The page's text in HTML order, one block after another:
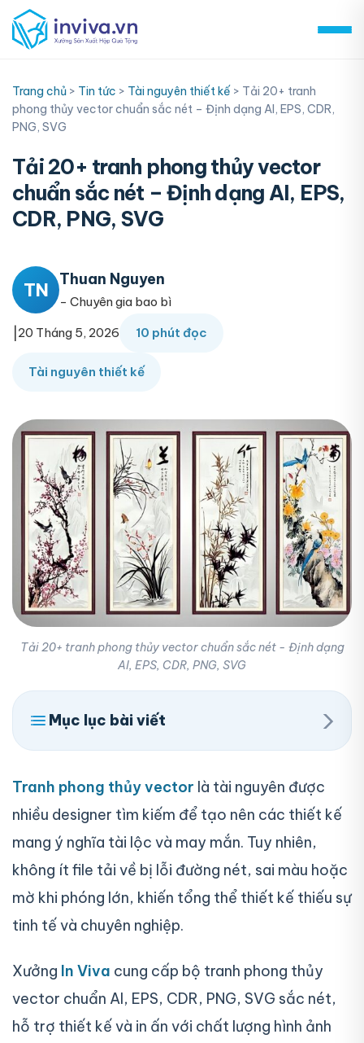
Skip
to
content
Trang chủ > Tin tức > Tài nguyên thiết kế > Tải 20+ tranh
phong thủy vector chuẩn sắc nét – Định dạng AI, EPS, CDR,
PNG, SVG
Tải 20+ tranh phong thủy vector
chuẩn sắc nét – Định dạng AI, EPS,
CDR, PNG, SVG
TN Thuan Nguyen
- Chuyên gia bao bì
20 Tháng 5, 2026 10 phút đọc
Tài nguyên thiết kế
Tải 20+ tranh phong thủy vector chuẩn sắc nét - Định dạng
AI, EPS, CDR, PNG, SVG
Mục lục bài viết ›
Tranh phong thủy vector là tài nguyên được
nhiều designer tìm kiếm để tạo nên các thiết kế
mang ý nghĩa tài lộc và may mắn. Tuy nhiên,
không ít file tải về bị lỗi đường nét, sai màu hoặc
mờ khi phóng lớn, khiến tổng thể thiết kế thiếu sự
tinh tế và chuyên nghiệp.
Xưởng In Viva cung cấp bộ tranh phong thủy
vector chuẩn AI, EPS, CDR, PNG, SVG sắc nét,
hỗ trợ thiết kế và in ấn với chất lượng hình ảnh